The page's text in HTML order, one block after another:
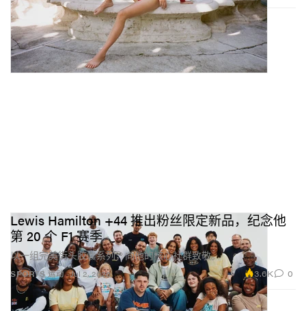
SPORTS 运动
Lewis Hamilton +44 推出粉丝限定新品，纪念他
第 20 个 F1 赛季
以一组完美街头胶囊系列，向他的核心社群致敬。
Jul 2, 2026 3.6K 0